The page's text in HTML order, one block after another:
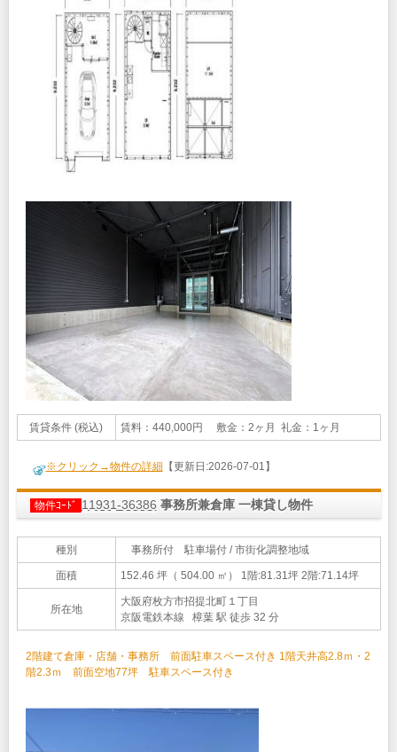
賃貸条件 (税込) 賃料：440,000円 敷金：2ヶ月 礼金：1ヶ月
※クリック→物件の詳細 【更新日:2026-07-01】
物件ｺｰﾄﾞ 11931-36386 事務所兼倉庫 一棟貸し物件
種別 事務所付 駐車場付 / 市街化調整地域
面積 152.46 坪（ 504.00 ㎡） 1階:81.31坪 2階:71.14坪
所在地
大阪府枚方市招提北町１丁目
京阪電鉄本線 樟葉 駅 徒歩 32 分
2階建て倉庫・店舗・事務所 前面駐車スペース付き 1階天井高2.8ｍ・2
階2.3ｍ 前面空地77坪 駐車スペース付き